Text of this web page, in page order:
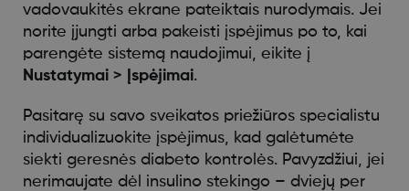
vadovaukitės ekrane pateiktais nurodymais. Jei
norite įjungti arba pakeisti įspėjimus po to, kai
parengėte sistemą naudojimui, eikite į
Nustatymai > Įspėjimai.
Pasitarę su savo sveikatos priežiūros specialistu
individualizuokite įspėjimus, kad galėtumėte
siekti geresnės diabeto kontrolės. Pavyzdžiui, jei
nerimaujate dėl insulino stekingo – dviejų per